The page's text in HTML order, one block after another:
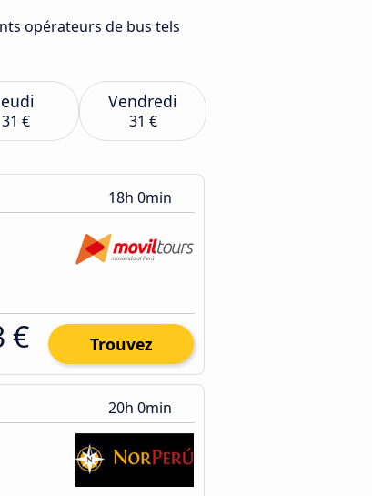
opérateurs de bus tels
31 €
Vendredi
31 €
18h 0min
€ Trouvez
20h 0min